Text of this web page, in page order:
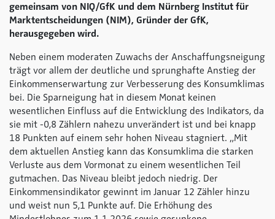
gemeinsam von NIQ/GfK und dem Nürnberg Institut für
Marktentscheidungen (NIM), Gründer der GfK,
herausgegeben wird.
Neben einem moderaten Zuwachs der Anschaffungsneigung
trägt vor allem der deutliche und sprunghafte Anstieg der
Einkommenserwartung zur Verbesserung des Konsumklimas
bei. Die Sparneigung hat in diesem Monat keinen
wesentlichen Einfluss auf die Entwicklung des Indikators, da
sie mit -0,8 Zählern nahezu unverändert ist und bei knapp
18 Punkten auf einem sehr hohen Niveau stagniert. „Mit
dem aktuellen Anstieg kann das Konsumklima die starken
Verluste aus dem Vormonat zu einem wesentlichen Teil
gutmachen. Das Niveau bleibt jedoch niedrig. Der
Einkommensindikator gewinnt im Januar 12 Zähler hinzu
und weist nun 5,1 Punkte auf. Die Erhöhung des